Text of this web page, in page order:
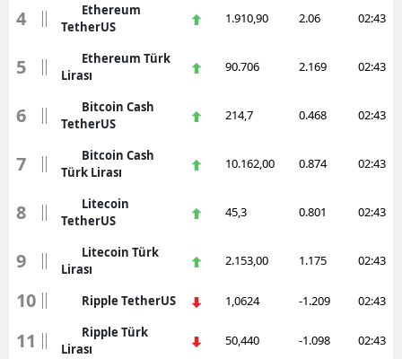
4
Ethereum
TetherUS
1.910,90 2.06 02:43
5
Ethereum Türk
Lirası
90.706 2.169 02:43
6
Bitcoin Cash
TetherUS
214,7 0.468 02:43
7
Bitcoin Cash
Türk Lirası
10.162,00 0.874 02:43
8
Litecoin
TetherUS
45,3 0.801 02:43
9
Litecoin Türk
Lirası
2.153,00 1.175 02:43
10 Ripple TetherUS 1,0624 -1.209 02:43
11
Ripple Türk
Lirası
50,440 -1.098 02:43